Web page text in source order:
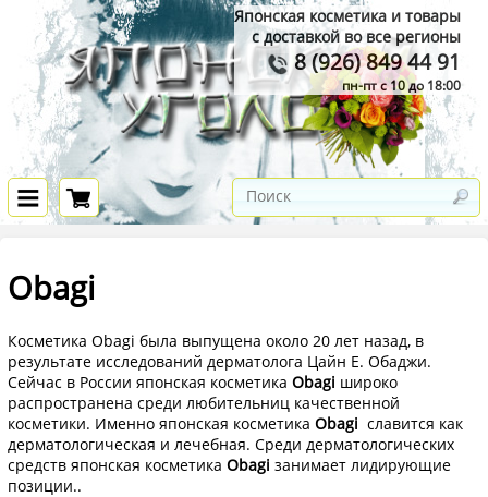
Японская косметика и товары
с доставкой во все регионы
8 (926) 849 44 91
пн-пт с 10 до 18:00
Obagi
Косметика Obagi была выпущена около 20 лет назад, в
результате исследований дерматолога Цайн Е. Обаджи.
Сейчас в России японская косметикаObagi широко
распространена среди любительниц качественной
косметики. Именно японская косметикаObagi славится как
дерматологическая и лечебная. Среди дерматологических
средств японская косметикаObagiзанимает лидирующие
позиции..